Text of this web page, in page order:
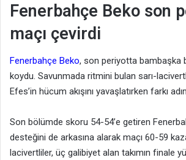
Fenerbahçe Beko son
maçı çevirdi
Fenerbahçe Beko, son periyotta bambaşka
koydu. Savunmada ritmini bulan sarı-
Efes’in hücum akışını yavaşlatırken farkı
Son bölümde skoru 54-54’e getiren
desteğini de arkasına alarak maçı 60-59
lacivertliler, üç galibiyet alan takımın finale